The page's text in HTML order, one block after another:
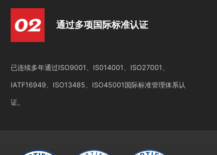
通过多项国际标准认证
已连续多年通过ISO9001、IS014001、ISO27001、
IATF16949、ISO13485、ISO45001国际标准管理体系认
证。